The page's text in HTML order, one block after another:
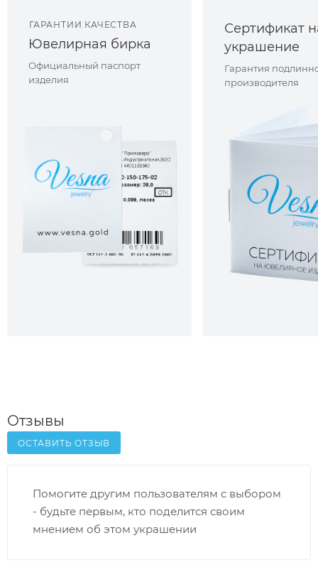
ГАРАНТИИ КАЧЕСТВА
Ювелирная бирка
Официальный паспорт
изделия
Сертификат
украшение
Гарантия
производителя
Отзывы
ОСТАВИТЬ ОТЗЫВ
Помогите другим пользователям с выбором
- будьте первым, кто поделится своим
мнением об этом украшении